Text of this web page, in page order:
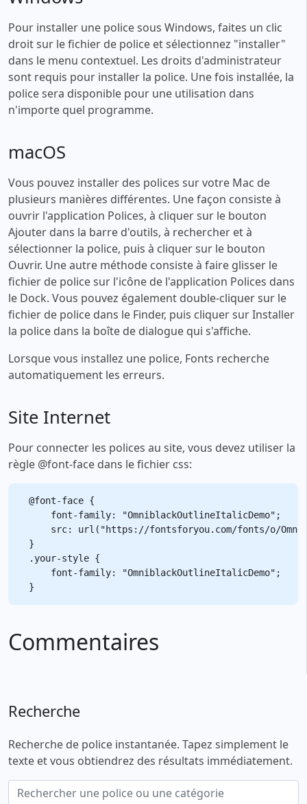
Pour installer une police sous Windows, faites un clic
droit sur le fichier de police et sélectionnez "installer"
dans le menu contextuel. Les droits d'administrateur
sont requis pour installer la police. Une fois installée, la
police sera disponible pour une utilisation dans
n'importe quel programme.
macOS
Vous pouvez installer des polices sur votre Mac de
plusieurs manières différentes. Une façon consiste à
ouvrir l'application Polices, à cliquer sur le bouton
Ajouter dans la barre d'outils, à rechercher et à
sélectionner la police, puis à cliquer sur le bouton
Ouvrir. Une autre méthode consiste à faire glisser le
fichier de police sur l'icône de l'application Polices dans
le Dock. Vous pouvez également double-cliquer sur le
fichier de police dans le Finder, puis cliquer sur Installer
la police dans la boîte de dialogue qui s'affiche.
Lorsque vous installez une police, Fonts recherche
automatiquement les erreurs.
Site Internet
Pour connecter les polices au site, vous devez utiliser la
règle @font-face dans le fichier css:
@font-face {
    font-family: "OmniblackOutlineItalicDemo";
src: url("https://fontsforyou.com/fonts/o/
}
.your-style {
    font-family: "OmniblackOutlineItalicDemo";
Commentaires
Recherche
Recherche de police instantanée. Tapez simplement le
texte et vous obtiendrez des résultats immédiatement.